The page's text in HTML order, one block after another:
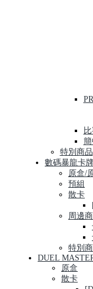
簡
特別商品
數碼暴龍卡
原盒/
預組
散卡
周邊
特別
DUEL
原盒
散卡